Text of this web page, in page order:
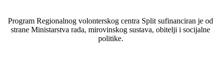
Program Regionalnog volonterskog centra Split sufinanciran je od
strane Ministarstva rada, mirovinskog sustava, obitelji i socijalne
politike.